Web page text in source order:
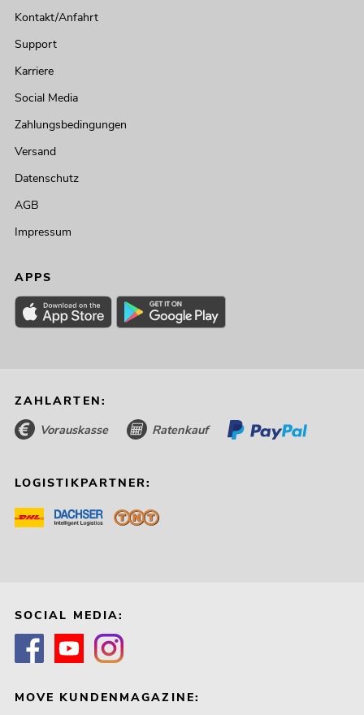
Kontakt/Anfahrt
Support
Karriere
Social Media
Zahlungsbedingungen
Versand
Datenschutz
AGB
Impressum
APPS
ZAHLARTEN:
Vorauskasse Ratenkauf
LOGISTIKPARTNER:
SOCIAL MEDIA:
MOVE KUNDENMAGAZINE: